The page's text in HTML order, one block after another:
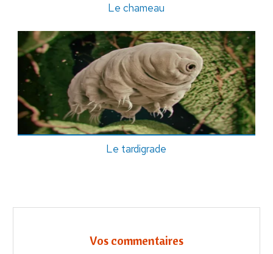
Le chameau
Le tardigrade
Vos commentaires